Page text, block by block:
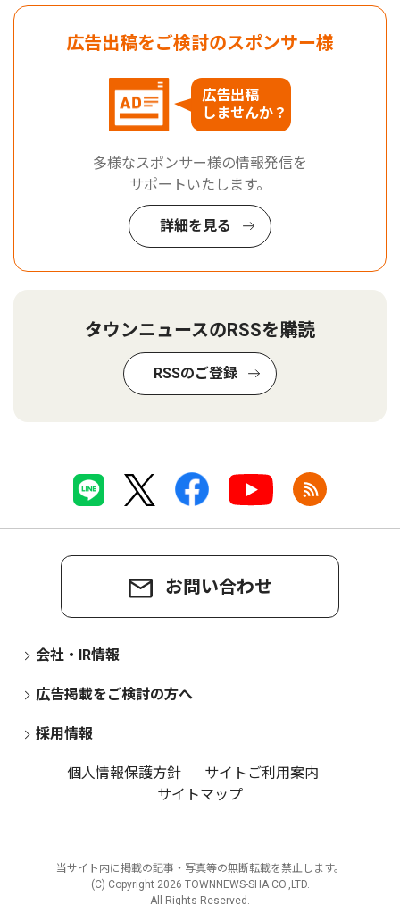
広告出稿をご検討のスポンサー様
広告出稿
しませんか？
多様なスポンサー様の情報発信を
サポートいたします。
詳細を見る
タウンニュースのRSSを購読
RSSのご登録
お問い合わせ
会社・IR情報
広告掲載をご検討の方へ
採用情報
個人情報保護方針
サイトご利用案内
サイトマップ
当サイト内に掲載の記事・写真等の無断転載を禁止します。
(C) Copyright 2026 TOWNNEWS-SHA CO.,LTD.
All Rights Reserved.